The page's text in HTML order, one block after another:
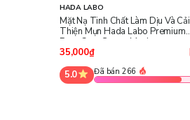
HADA LABO
Mặt Nạ Tinh Chất Làm Dịu Và Cải
Thiện Mụn Hada Labo Premium
Pore Care Serum Mask
35,000₫
5.0
Đã bán 266